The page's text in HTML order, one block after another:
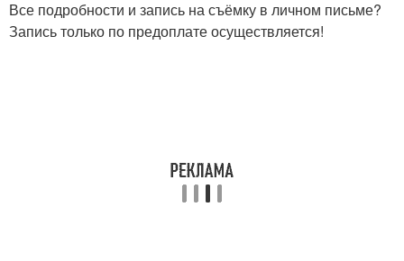
Все подробности и запись на съёмку в личном письме?
Запись только по предоплате осуществляется!